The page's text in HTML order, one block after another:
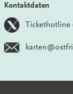
Kontaktdaten
Tickethotline